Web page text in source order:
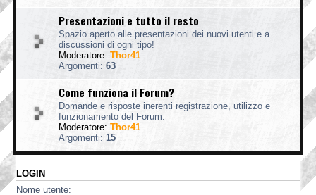
Presentazioni e tutto il resto
Spazio aperto alle presentazioni dei nuovi utenti e a
discussioni di ogni tipo!
Moderatore: Thor41
Argomenti: 63
Come funziona il Forum?
Domande e risposte inerenti registrazione, utilizzo e
funzionamento del Forum.
Moderatore: Thor41
Argomenti: 15
LOGIN
Nome utente: